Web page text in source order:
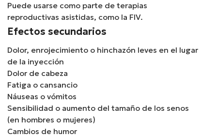
Puede usarse como parte de terapias
reproductivas asistidas, como la FIV.
Efectos secundarios
Dolor, enrojecimiento o hinchazón leves en el lugar
de la inyección
Dolor de cabeza
Fatiga o cansancio
Náuseas o vómitos
Sensibilidad o aumento del tamaño de los senos
(en hombres o mujeres)
Cambios de humor